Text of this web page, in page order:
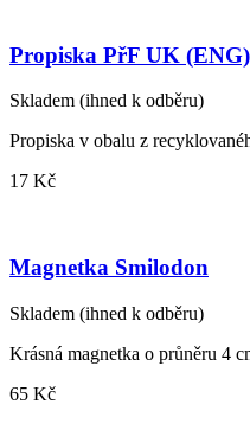
Propiska PřF UK
Skladem (ihned k odběru)
Propiska v obalu z
17 Kč
Magnetka Smilodon
Skladem (ihned k odběru)
Krásná magnetka o průněru 4
65 Kč